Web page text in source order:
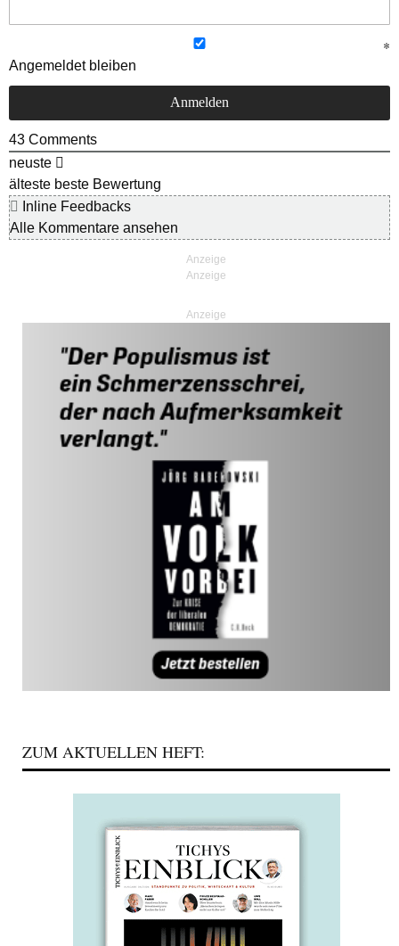
Angemeldet bleiben
43 Comments
neuste
älteste beste Bewertung
Inline Feedbacks
Alle Kommentare ansehen
Anzeige
ZUM AKTUELLEN HEFT: